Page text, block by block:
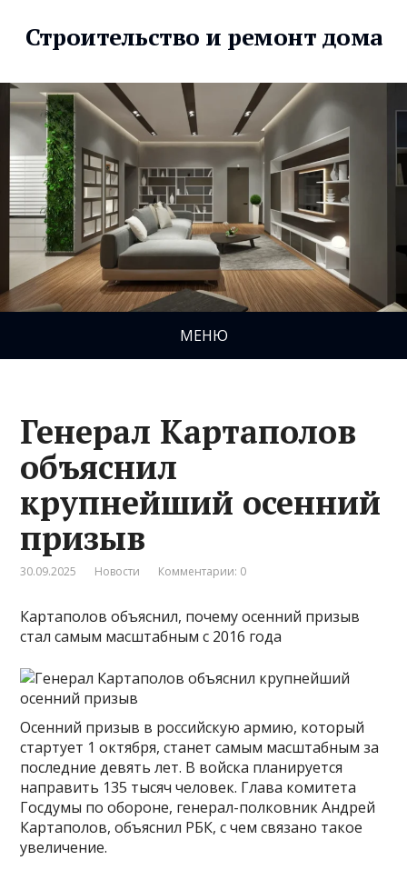
Строительство и ремонт дома
МЕНЮ
Генерал Картаполов
объяснил
крупнейший осенний
призыв
30.09.2025 Новости Комментарии: 0
Картаполов объяснил, почему осенний призыв
стал самым масштабным с 2016 года
Осенний призыв в российскую армию, который
стартует 1 октября, станет самым масштабным за
последние девять лет. В войска планируется
направить 135 тысяч человек. Глава комитета
Госдумы по обороне, генерал-полковник Андрей
Картаполов, объяснил РБК, с чем связано такое
увеличение.